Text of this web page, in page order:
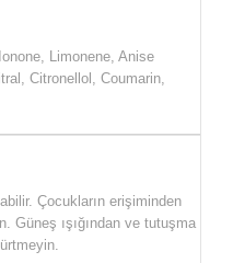
Çocukların erişiminden
Güneş ışığından ve tutuşma
Limonene, Anise
Citronellol, Coumarin,